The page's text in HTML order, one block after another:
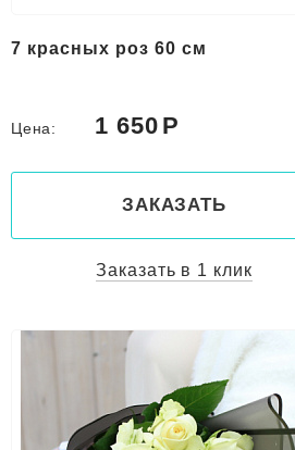
7 красных роз 60 см
Цена: 1 650
ЗАКАЗАТЬ
Заказать в 1 клик